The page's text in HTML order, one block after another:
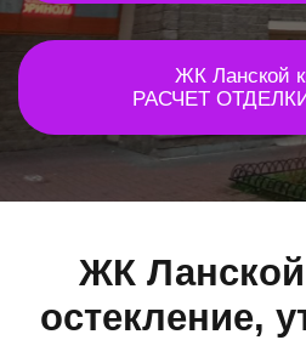
ЖК Ланской
РАСЧЕТ
ЖК Ланской
остекление,